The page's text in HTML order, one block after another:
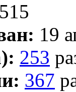
19
253
367